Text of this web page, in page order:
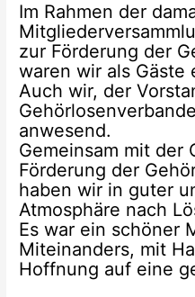
Im Rahmen der
zur Förderung der
waren wir als Gäste
Auch wir, der
anwesend.
Gemeinsam mit der
Förderung der
haben wir in guter
Atmosphäre nach
Es war ein schöner
Miteinanders, mit
Hoffnung auf eine